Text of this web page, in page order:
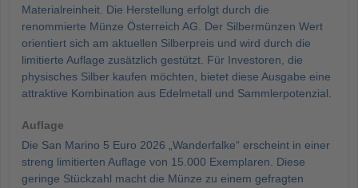
Materialreinheit. Die Herstellung erfolgt durch die
renommierte Münze Österreich AG. Der Silbermünzen Wert
orientiert sich am aktuellen Silberpreis und wird durch die
limitierte Auflage zusätzlich gestützt. Für Investoren, die
physisches Silber kaufen möchten, bietet diese Ausgabe eine
attraktive Kombination aus Edelmetall und Sammlerpotenzial.
Auflage
Die San Marino 5 Euro 2026 „Wanderfalke“ erscheint in einer
streng limitierten Auflage von 15.000 Exemplaren. Diese
geringe Stückzahl macht die Münze zu einem gefragten